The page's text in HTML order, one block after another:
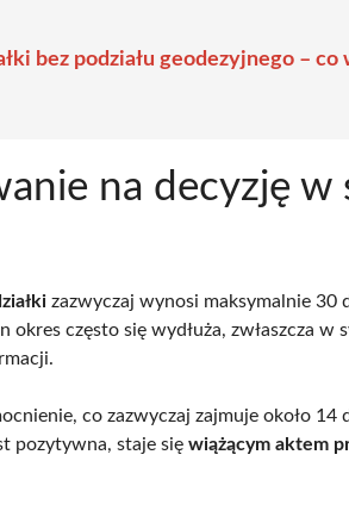
bez podziału geodezyjnego –
na decyzję w
zazwyczaj wynosi maksymalnie 30
często się wydłuża, zwłaszcza w
co zazwyczaj zajmuje około 14
pozytywna, staje się wiążącym aktem